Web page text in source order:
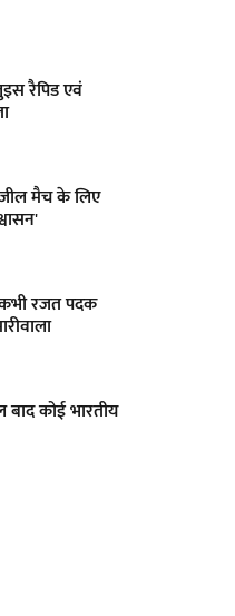
रैपिड एवं
मैच के लिए
रजत पदक
कोई भारतीय